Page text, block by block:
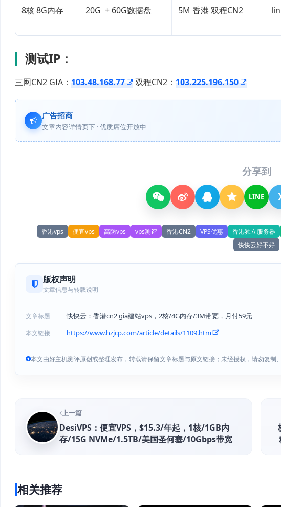
8核 8G内存 20G + 60G数据盘 5M 香港 双程CN2
测试IP ：
三网CN2 GIA： 103.48.168.77 双程CN2： 103.225.196.150
广告招商
文章内容详情页下 · 优质席位开放中
分享到
LINE
香港vps 便宜vps 高防vps vps测评 香港CN2 VPS优惠 香港独立服务器
快快云好不好
版权声明
文章信息与转载说明
文章标题 快快云：香港cn2 gia建站vps，2核/4G内存/3M带宽，月付59元
本文链接 https://www.hzjcp.com/article/details/1109.html
本文由好主机测评原创或整理发布，转载请保留文章标题与原文链接；未经授权，请勿复制
上一篇
DesiVPS：便宜VPS，$15.3/年起，1核/1GB内
存/15G NVMe/1.5TB/美国圣何塞/10Gbps带宽
相关推荐